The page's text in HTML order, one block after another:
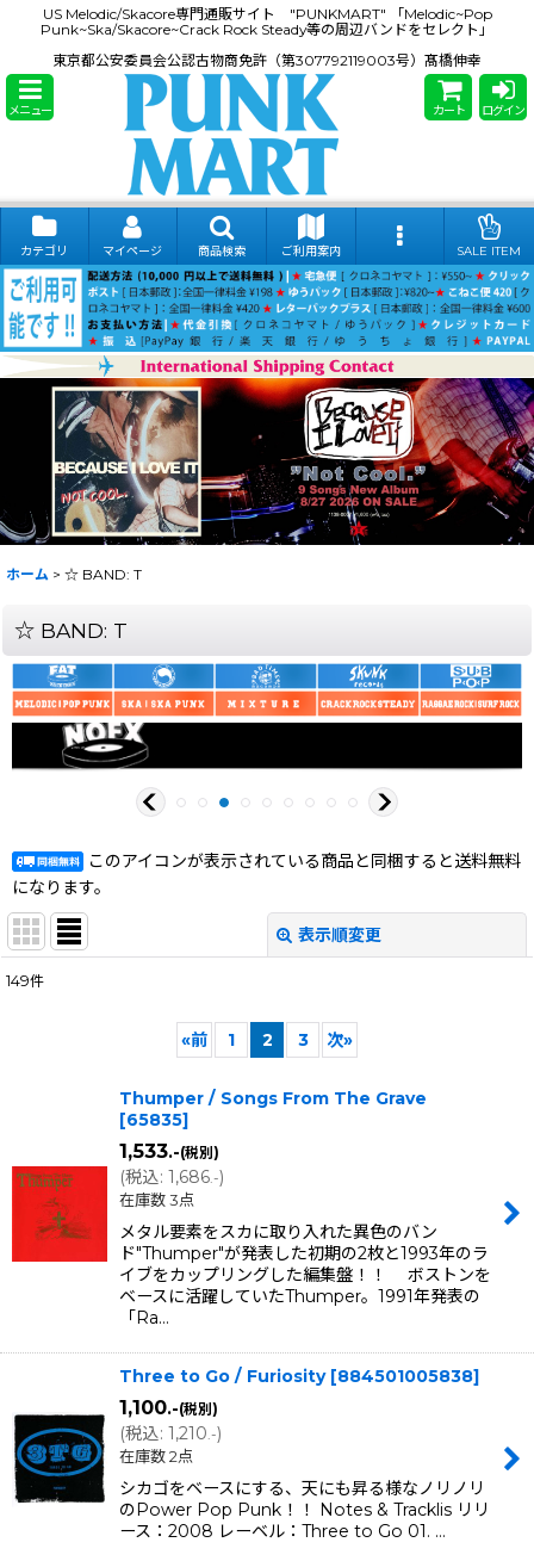
US Melodic/Skacore専門通販サイト "PUNKMART" 「Melodic~Pop
Punk~Ska/Skacore~Crack Rock Steady等の周辺バンドをセレクト」
東京都公安委員会公認古物商免許（第307792119003号）髙橋伸幸
メニュー カート ログイン
カテゴリ マイページ 商品検索 ご利用案内 SALE ITEM
ホーム > ☆ BAND: T
☆ BAND: T
このアイコンが表示されている商品と同梱すると送料無料
になります。
表示順変更
並び順
絞り込む
149件
«前 1 2 3 次»
Thumper / Songs From The Grave
[65835]
1,533.-(税別)
(税込: 1,686 .-)
在庫数 3点
メタル要素をスカに取り入れた異色のバン
ド"Thumper"が発表した初期の2枚と1993年のラ
イブをカップリングした編集盤！！ ボストンを
ベースに活躍していたThumper。1991年発表の
「Ra…
Three to Go / Furiosity [884501005838]
1,100.-(税別)
(税込: 1,210 .-)
在庫数 2点
シカゴをベースにする、天にも昇る様なノリノリ
のPower Pop Punk！！ Notes & Tracklis リリ
ース：2008 レーベル：Three to Go 01. …